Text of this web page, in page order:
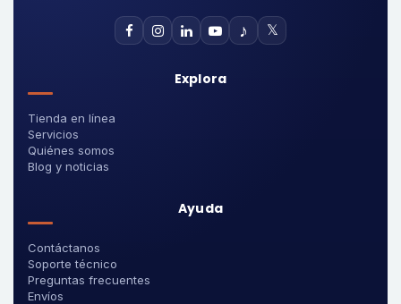
♪ 𝕏
Explora
Tienda en línea
Servicios
Quiénes somos
Blog y noticias
Ayuda
Contáctanos
Soporte técnico
Preguntas frecuentes
Envíos